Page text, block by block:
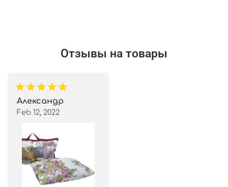
Отзывы на товары
Александр
Feb 12, 2022